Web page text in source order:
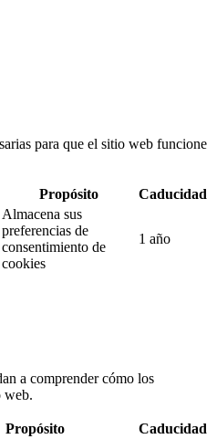
para que el sitio web funcione
Propósito Caducidad
Almacena sus
preferencias de
consentimiento de
cookies
1 año
a comprender cómo los
web.
Propósito
Caducidad